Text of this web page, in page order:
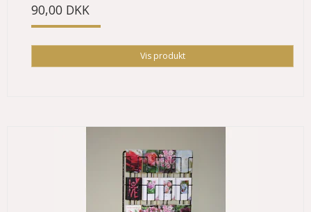
90,00 DKK
Vis produkt